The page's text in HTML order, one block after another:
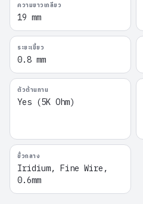
ความยาวเกลียว
19 mm
ระยะเขี้ยว
0.8 mm
ตัวต้านทาน
Yes (5K Ohm)
ขั้วกลาง
Iridium, Fine Wire,
0.6mm